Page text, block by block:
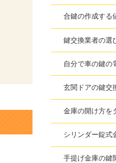
合鍵の作成する
鍵交換業者の選
自分で車の鍵の
玄関ドアの鍵交
金庫の開け方を
シリンダー錠式
手提げ金庫の鍵